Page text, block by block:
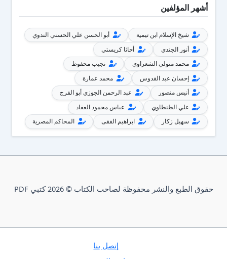
أشهر المؤلفين
شيخ الإسلام ابن تيمية
أبو الحسن علي الحسني الندوي
أنور الجندي
أجاثا كريستي
محمد متولي الشعراوي
نجيب محفوظ
إحسان عبد القدوس
محمد عمارة
أنيس منصور
عبد الرحمن الجوزي أبو الفرج
علي الطنطاوي
عباس محمود العقاد
سهيل زكار
ابراهيم الفقى المحاكم المصرية
حقوق الطبع والنشر محفوظة لصاحب الكتاب © 2026 كتبي PDF
إتصل بنا